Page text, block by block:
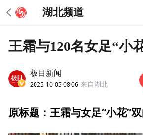
湖北频道
王霜与120名女足“小
极目新闻
2025-10-05 08:06 来自湖北
原标题：王霜与女足“小花”